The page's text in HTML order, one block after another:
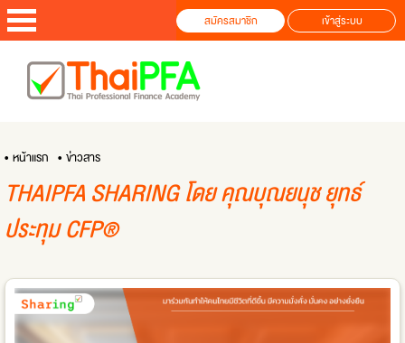
สมัครสมาชิก เข้าสู่ระบบ
• หน้าแรก • ข่าวสาร
THAIPFA SHARING โดย คุณบุณยนุช ยุทธ์
ประทุม CFP®